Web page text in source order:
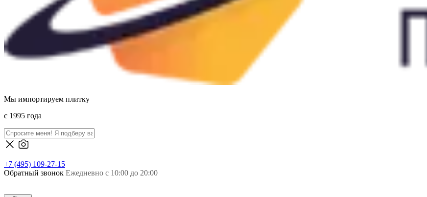
Мы импортируем плитку
c 1995 года
+7 (495) 109-27-15
Обратный звонок Ежедневно с 10:00 до 20:00